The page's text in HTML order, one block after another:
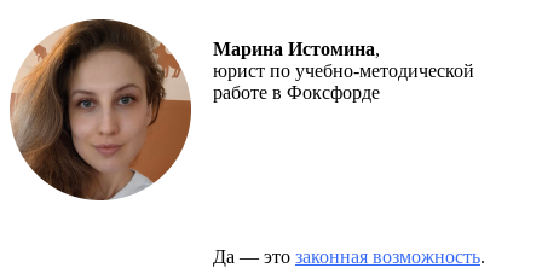
Марина Истомина,
юрист по учебно-методической
работе в Фоксфорде
Да — это законная возможность.